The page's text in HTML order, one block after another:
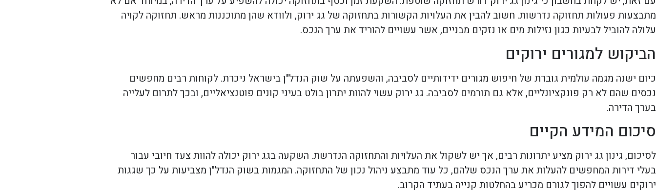
מתבצעות פעולות תחזוקה נדרשות. חשוב להבין את העלויות הקשורות בתחזוקה של גג ירוק, ולוודא שהן מתוכננות מראש. תחזוקה לקויה
עלולה להוביל לבעיות כגון נזילות מים או נזקים מבניים, אשר עשויים להוריד את ערך הנכס.
הביקוש למגורים ירוקים
כיום ישנה מגמה עולמית גוברת של חיפוש מגורים ידידותיים לסביבה, והשפעתה על שוק הנדל"ן בישראל ניכרת. לקוחות רבים מחפשים
נכסים שהם לא רק פונקציונליים, אלא גם תורמים לסביבה. גג ירוק עשוי להוות יתרון בולט בעיני קונים פוטנציאליים, ובכך לתרום לעלייה
בערך הדירה.
סיכום המידע הקיים
לסיכום, גינון גג ירוק מציע יתרונות רבים, אך יש לשקול את העלויות והתחזוקה הנדרשת. השקעה בגג ירוק יכולה להוות צעד חיובי עבור
בעלי דירות המחפשים להעלות את ערך הנכס שלהם, כל עוד מתבצע ניהול נכון של התחזוקה. המגמות בשוק הנדל"ן מצביעות על כך שגגות
ירוקים עשויים להפוך לגורם מכריע בהחלטות קנייה בעתיד הקרוב.